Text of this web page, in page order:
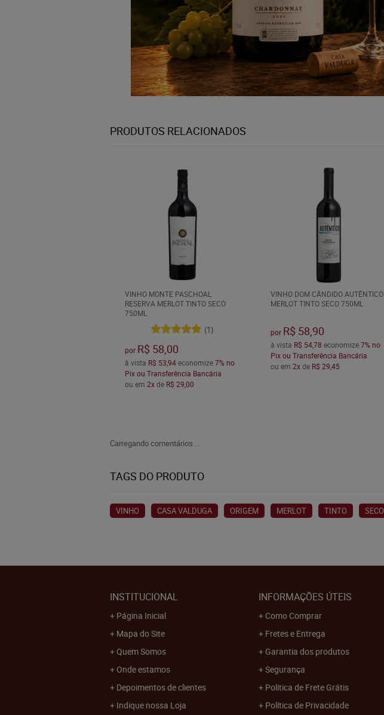
PRODUTOS RELACIONADOS
VINHO MONTE PASCHOAL
RESERVA MERLOT TINTO SECO
750ML
(1)
por R$ 58,00
à vista R$ 53,94economize7% no
Pix ou Transferência Bancária
ou em 2xde R$ 29,00
VINHO DOM CÂNDIDO AUTÊNTICO
MERLOT TINTO SECO 750ML
por R$ 58,90
à vista R$ 54,78 economize7% no
Pix ou Transferência Bancária
ou em 2xde R$ 29,45
Carregando comentários ...
TAGS DO PRODUTO
VINHO CASA VALDUGA ORIGEM MERLOT TINTO SECO
INSTITUCIONAL
Página Inicial
Mapa do Site
Quem Somos
Onde estamos
Depoimentos de clientes
Indique nossa Loja
INFORMAÇÕES ÚTEIS
Como Comprar
Fretes e Entrega
Garantia dos produtos
Segurança
Politica de Frete Grátis
Política de Privacidade